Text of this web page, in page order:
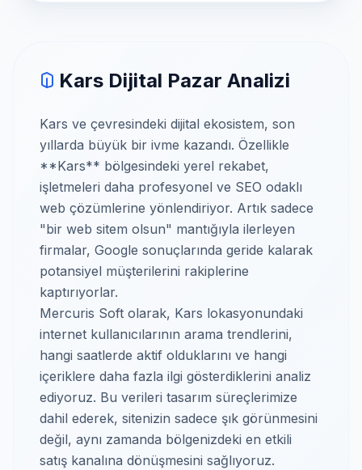
Kars Dijital Pazar Analizi
Kars ve çevresindeki dijital ekosistem, son
yıllarda büyük bir ivme kazandı. Özellikle
**Kars** bölgesindeki yerel rekabet,
işletmeleri daha profesyonel ve SEO odaklı
web çözümlerine yönlendiriyor. Artık sadece
"bir web sitem olsun" mantığıyla ilerleyen
firmalar, Google sonuçlarında geride kalarak
potansiyel müşterilerini rakiplerine
kaptırıyorlar.
Mercuris Soft olarak, Kars lokasyonundaki
internet kullanıcılarının arama trendlerini,
hangi saatlerde aktif olduklarını ve hangi
içeriklere daha fazla ilgi gösterdiklerini analiz
ediyoruz. Bu verileri tasarım süreçlerimize
dahil ederek, sitenizin sadece şık görünmesini
değil, aynı zamanda bölgenizdeki en etkili
satış kanalına dönüşmesini sağlıyoruz.